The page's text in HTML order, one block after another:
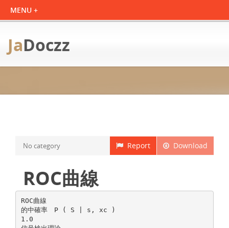
JaDoczz
Download
Report
No category
ROC曲線
ROC曲線
的中確率 P ( S | s, xc )
1.0